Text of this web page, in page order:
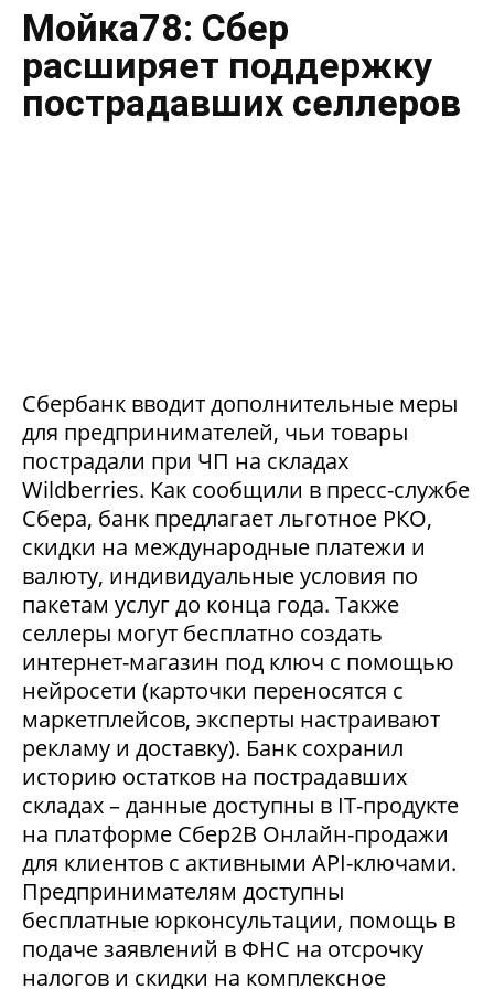
Мойка78: Сбер
расширяет поддержку
пострадавших селлеров
Сбербанк вводит дополнительные меры
для предпринимателей, чьи товары
пострадали при ЧП на складах
Wildberries. Как сообщили в пресс-службе
Сбера, банк предлагает льготное РКО,
скидки на международные платежи и
валюту, индивидуальные условия по
пакетам услуг до конца года. Также
селлеры могут бесплатно создать
интернет-магазин под ключ с помощью
нейросети (карточки переносятся с
маркетплейсов, эксперты настраивают
рекламу и доставку). Банк сохранил
историю остатков на пострадавших
складах – данные доступны в IT-продукте
на платформе Сбер2В Онлайн-продажи
для клиентов с активными API-ключами.
Предпринимателям доступны
бесплатные юрконсультации, помощь в
подаче заявлений в ФНС на отсрочку
налогов и скидки на комплексное